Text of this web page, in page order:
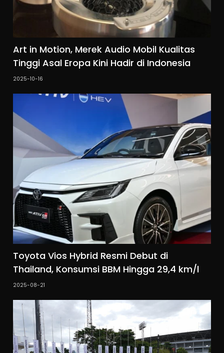
Art in Motion, Merek Audio Mobil Kualitas
Tinggi Asal Eropa Kini Hadir di Indonesia
2025-10-16
Toyota Vios Hybrid Resmi Debut di
Thailand, Konsumsi BBM Hingga 29,4 km/l
2025-08-21